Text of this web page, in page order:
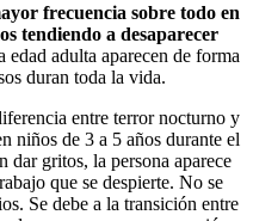
frecuencia sobre todo en
tendiendo a desaparecer
edad adulta aparecen de forma
duran toda la vida.
entre terror nocturno y
niños de 3 a 5 años durante el
dar gritos, la persona aparece
que se despierte. No se
Se debe a la transición entre